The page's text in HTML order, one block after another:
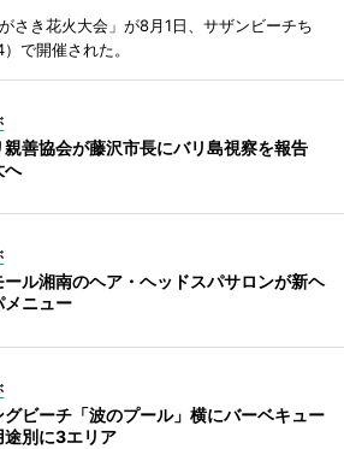
さき花火大会」が8月1日、サザンビーチち
で開催された。
親善協会が藤沢市長にバリ島視察を報告
へ
ール湘南のヘア・ヘッドスパサロンが新ヘ
メニュー
グビーチ「波のプール」横にバーベキュー
別に3エリア